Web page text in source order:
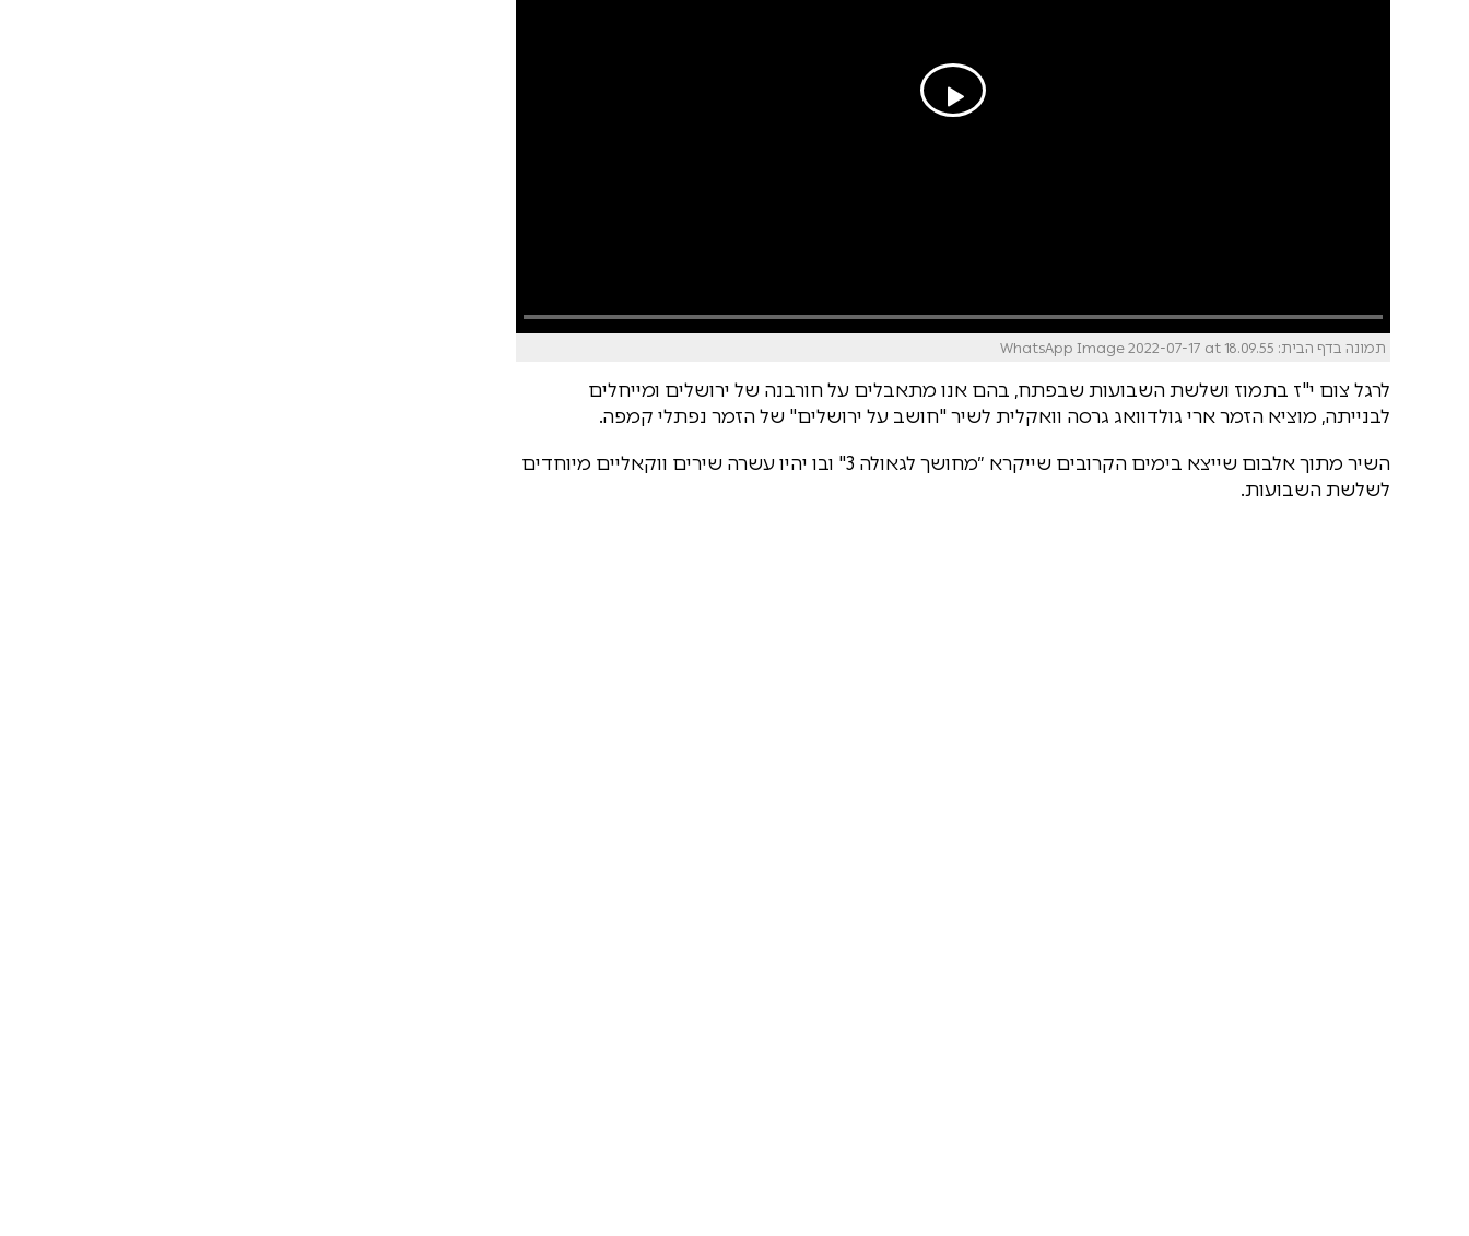
תמונה בדף הבית: WhatsApp Image 2022-07-17 at 18.09.55
לרגל צום י"ז בתמוז ושלשת השבועות שבפתח, בהם אנו מתאבלים על חורבנה של ירושלים ומייחלים
לבנייתה, מוציא הזמר ארי גולדוואג גרסה וואקלית לשיר "חושב על ירושלים" של הזמר נפתלי קמפה.
השיר מתוך אלבום שייצא בימים הקרובים שייקרא ״מחושך לגאולה 3" ובו יהיו עשרה שירים ווקאליים מיוחדים
לשלשת השבועות.